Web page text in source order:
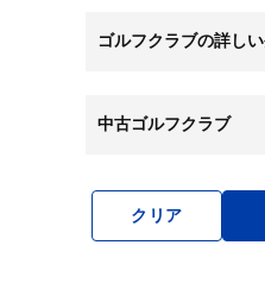
ゴルフクラブの詳し
中古ゴルフクラブ
クリア